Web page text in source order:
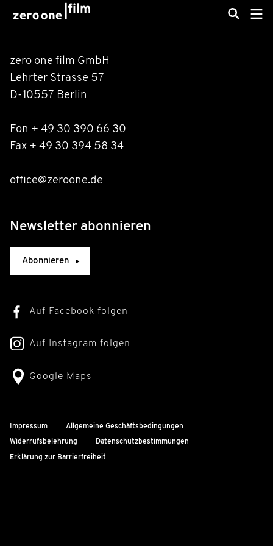
zero one film GmbH
Lehrter Strasse 57
D-10557 Berlin
Fon + 49 30 390 66 30
Fax + 49 30 394 58 34
office@zeroone.de
Newsletter abonnieren
Abonnieren
Auf Facebook folgen
Auf Instagram folgen
Google Maps
Impressum Allgemeine Geschäftsbedingungen
Widerrufsbelehrung Datenschutzbestimmungen
Erklärung zur Barrierfreiheit